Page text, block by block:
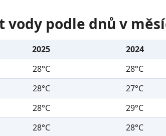
vody podle dnů v
2025 2024
28°C 28°C
28°C 27°C
28°C 29°C
28°C 28°C